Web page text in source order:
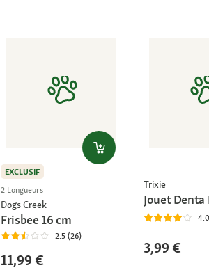
EXCLUSIF
2 Longueurs
Dogs Creek
Frisbee 16 cm
2.5 (26)
11,99 €
Trixie
Jouet Denta
3,99 €